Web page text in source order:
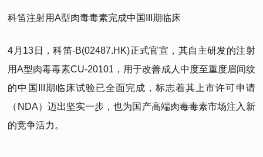
科笛注射用A型肉毒毒素完成中国III期临床
4月13日，科笛-B(02487.HK)正式官宣，其自主研发的注射
用A型肉毒毒素CU-20101，用于改善成人中度至重度眉间纹
的中国III期临床试验已全面完成，标志着其上市许可申请
（NDA）迈出坚实一步，也为国产高端肉毒毒素市场注入新
的竞争活力。